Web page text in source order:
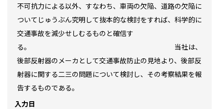
不可抗力による以外、すなわち、車両の欠陥、道路の欠陥に
ついてじゅうぶん究明して抜本的な検討をすれば、科学的に
交通事故を減少せしむるものと確信す
る。 当社は、
後部反射器のメーカとして交通事故防止の見地より、後部反
射器に関する二三の問題について検討し、その考察結果を報
告するものである。
入力日